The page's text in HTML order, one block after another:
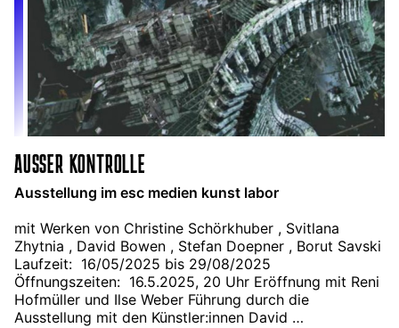
AUSSER KONTROLLE
Ausstellung im esc medien kunst labor
mit Werken von Christine Schörkhuber , Svitlana
Zhytnia , David Bowen , Stefan Doepner , Borut Savski
Laufzeit: 16/05/2025 bis 29/08/2025
Öffnungszeiten: 16.5.2025, 20 Uhr Eröffnung mit Reni
Hofmüller und Ilse Weber Führung durch die
Ausstellung mit den Künstler:innen David …